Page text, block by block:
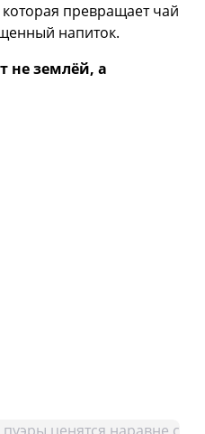
превращает чай
напиток.
не землёй, а